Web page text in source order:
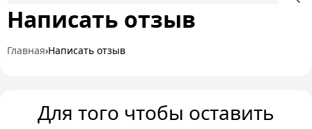
Написать отзыв
Главная›Написать отзыв
Для того чтобы оставить